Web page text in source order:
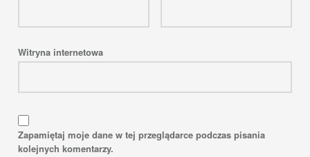
Witryna internetowa
Zapamiętaj moje dane w tej przeglądarce podczas pisania
kolejnych komentarzy.